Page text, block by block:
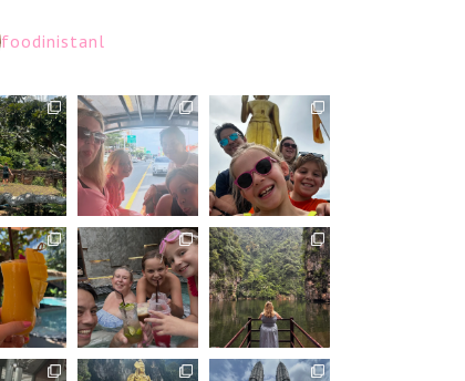
foodinistanl